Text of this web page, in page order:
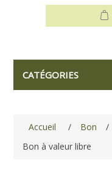
CATÉGORIES
Accueil / Bon /
Bon à valeur libre